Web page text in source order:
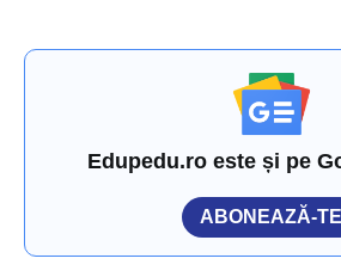
Edupedu.ro este și pe
ABONEAZĂ-TE